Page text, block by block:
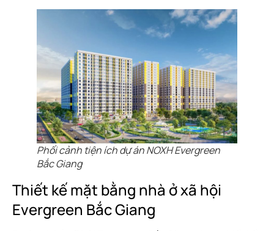
Phối cảnh tiện ích dự án NOXH Evergreen
Bắc Giang
Thiết kế mặt bằng nhà ở xã hội
Evergreen Bắc Giang